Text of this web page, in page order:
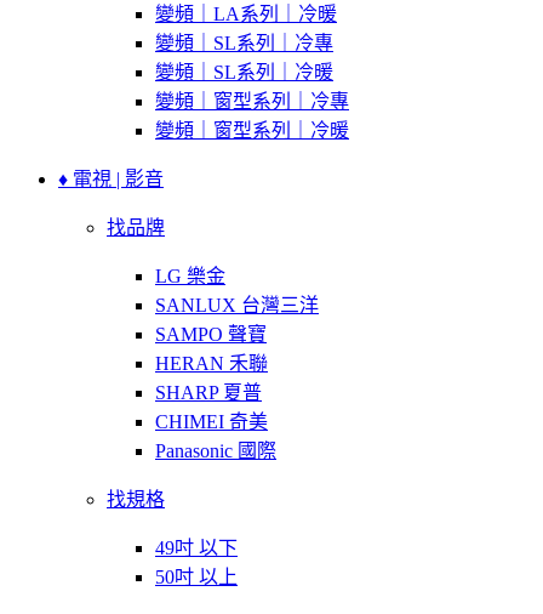
變頻｜LA系列｜冷暖
變頻｜SL系列｜冷專
變頻｜SL系列｜冷暖
變頻｜窗型系列｜冷專
變頻｜窗型系列｜冷暖
♦ 電視 | 影音
找品牌
LG 樂金
SANLUX 台灣三洋
SAMPO 聲寶
HERAN 禾聯
SHARP 夏普
CHIMEI 奇美
Panasonic 國際
找規格
49吋 以下
50吋 以上